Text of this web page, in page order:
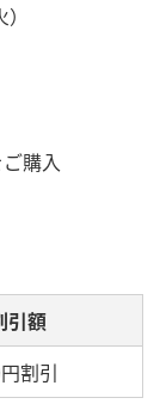
購入
引額
割引